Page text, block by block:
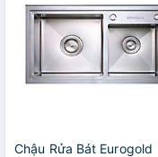
Chậu Rửa Bát Eurogold